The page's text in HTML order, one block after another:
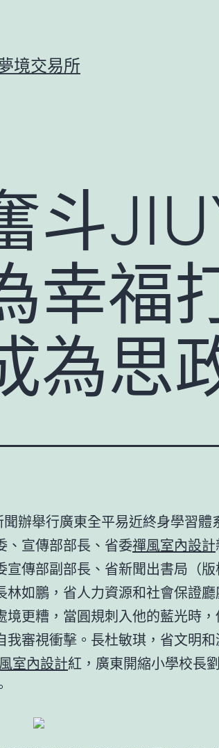
境交易所
斗
幸福
為思
辦舉行廣東全平易近終身學習體
、宣傳部部長、省委禪風室內設計
傳部副部長、省新聞出書局（
如鵬，省人力資源和社會保證廳
境更糟，當圓規刺入他的藍光時
我審視衝擊。長杜敏琪，省文明
室內設計紅，廣東開縮小學校長